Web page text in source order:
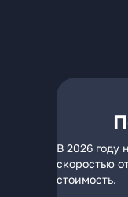
В 2026 году
скоростью
стоимость.